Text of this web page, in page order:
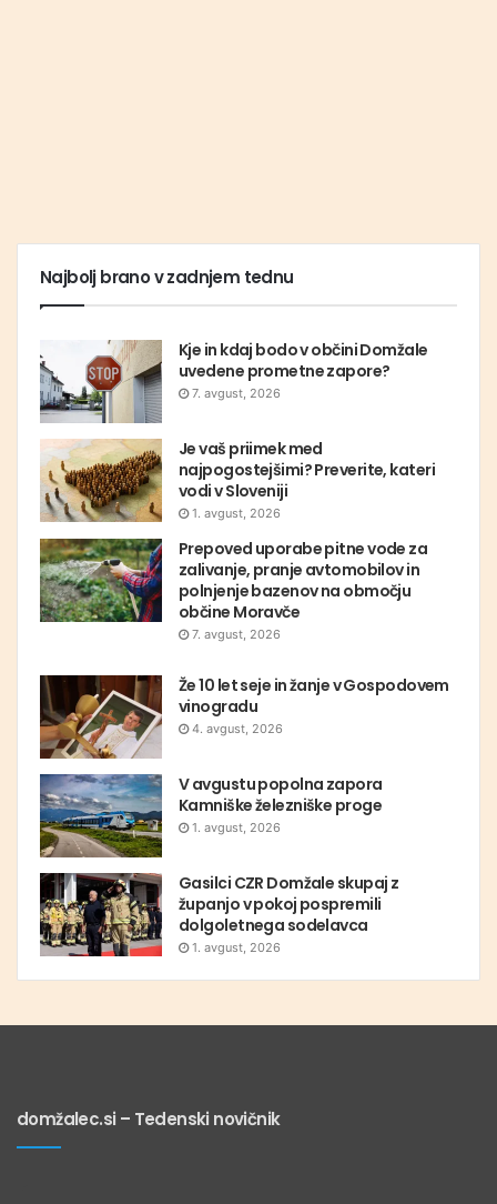
Najbolj brano v zadnjem tednu
Kje in kdaj bodo v občini Domžale
uvedene prometne zapore?
7. avgust, 2026
Je vaš priimek med
najpogostejšimi? Preverite, kateri
vodi v Sloveniji
1. avgust, 2026
Prepoved uporabe pitne vode za
zalivanje, pranje avtomobilov in
polnjenje bazenov na območju
občine Moravče
7. avgust, 2026
Že 10 let seje in žanje v Gospodovem
vinogradu
4. avgust, 2026
V avgustu popolna zapora
Kamniške železniške proge
1. avgust, 2026
Gasilci CZR Domžale skupaj z
županjo v pokoj pospremili
dolgoletnega sodelavca
1. avgust, 2026
domžalec.si – Tedenski novičnik